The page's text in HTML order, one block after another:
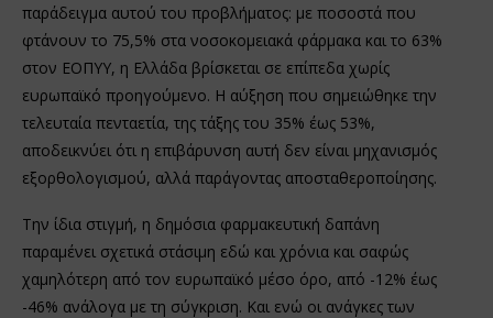
παράδειγμα αυτού του προβλήματος: με ποσοστά που
φτάνουν το 75,5% στα νοσοκομειακά φάρμακα και το 63%
στον ΕΟΠΥΥ, η Ελλάδα βρίσκεται σε επίπεδα χωρίς
ευρωπαϊκό προηγούμενο. Η αύξηση που σημειώθηκε την
τελευταία πενταετία, της τάξης του 35% έως 53%,
αποδεικνύει ότι η επιβάρυνση αυτή δεν είναι μηχανισμός
εξορθολογισμού, αλλά παράγοντας αποσταθεροποίησης.
Την ίδια στιγμή, η δημόσια φαρμακευτική δαπάνη
παραμένει σχετικά στάσιμη εδώ και χρόνια και σαφώς
χαμηλότερη από τον ευρωπαϊκό μέσο όρο, από -12% έως
-46% ανάλογα με τη σύγκριση. Και ενώ οι ανάγκες των